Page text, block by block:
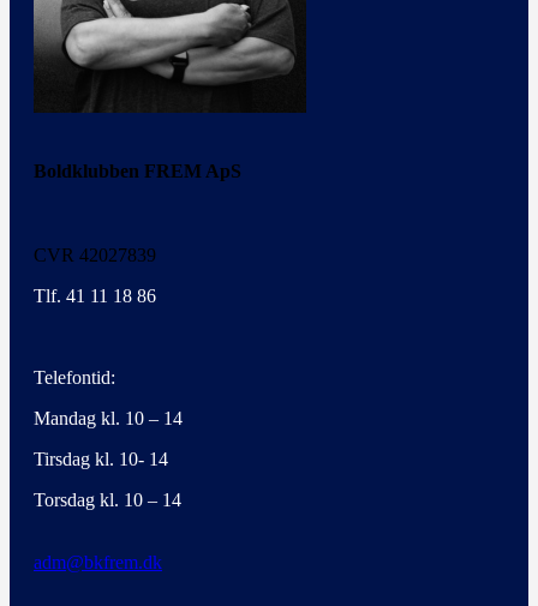
Boldklubben FREM ApS
CVR 42027839
Tlf. 41 11 18 86
Telefontid:
Mandag kl. 10 – 14
Tirsdag kl. 10- 14
Torsdag kl. 10 – 14
adm@bkfrem.dk